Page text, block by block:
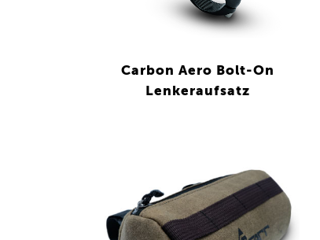
Carbon Aero Bolt-On
Lenkeraufsatz